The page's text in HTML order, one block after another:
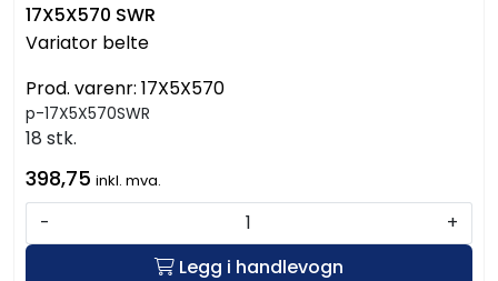
17X5X570 SWR
Variator belte
Prod. varenr: 17X5X570
p-17X5X570SWR
18 stk.
398,75 inkl. mva.
-
+
Legg i handlevogn